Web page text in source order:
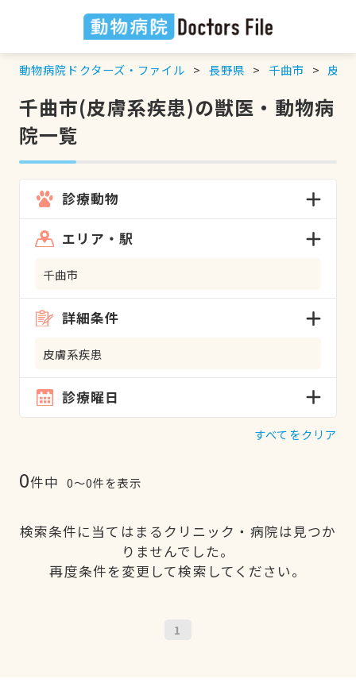
動物病院ドクターズ・ファイル 長野県 千曲市 皮膚
千曲市(皮膚系疾患)の獣医・動物病
院一覧
診療動物
エリア・駅
千曲市
詳細条件
皮膚系疾患
診療曜日
すべてをクリア
0件中 0〜0件を表示
検索条件に当てはまるクリニック・病院は見つか
りませんでした。
再度条件を変更して検索してください。
1